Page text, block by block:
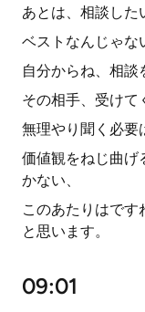
あとは、相談した
ベストなんじゃな
自分からね、相談
その相手、受けて
無理やり聞く必要
価値観をねじ曲げ
かない、
このあたりはで
と思います。
09:01